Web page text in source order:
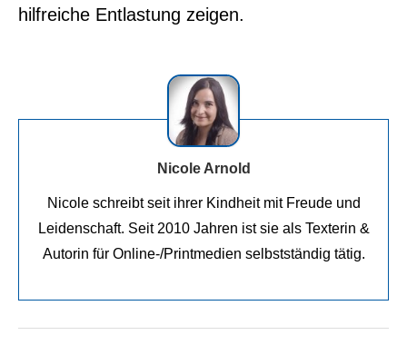
hilfreiche Entlastung zeigen.
Nicole Arnold
Nicole schreibt seit ihrer Kindheit mit Freude und
Leidenschaft. Seit 2010 Jahren ist sie als Texterin &
Autorin für Online-/Printmedien selbstständig tätig.